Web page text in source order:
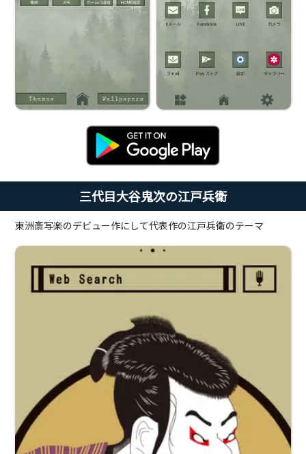
三代目大谷鬼次の江戸兵衛
東洲斎写楽のデビュー作にして代表作の江戸兵衛のテーマ